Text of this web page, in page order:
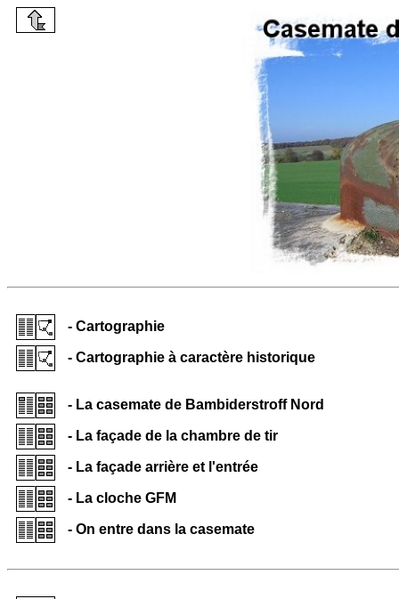
- Cartographie
- Cartographie à caractère historique
- La casemate de Bambiderstroff Nord
- La façade de la chambre de tir
- La façade arrière et l'entrée
- La cloche GFM
- On entre dans la casemate